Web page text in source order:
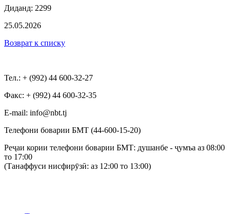
Диданд: 2299
25.05.2026
Возврат к списку
Тел.: + (992) 44 600-32-27
Факс: + (992) 44 600-32-35
Е-mail: info@nbt.tj
Телефони боварии БМТ (44-600-15-20)
Реҷаи кории телефони боварии БМТ: душанбе - ҷумъа аз 08:00
то 17:00
(Танаффуси нисфирӯзӣ: аз 12:00 то 13:00)